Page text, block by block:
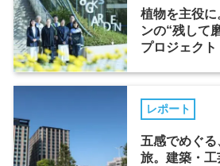
植物を主役
ンの“残して
プロジェクト
レポート
五感でめぐ
旅。建築・